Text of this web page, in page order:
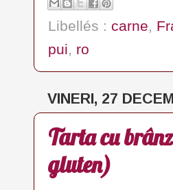
Libellés : carne,
pui, ro
VINERI, 27
Tarta cu
gluten)